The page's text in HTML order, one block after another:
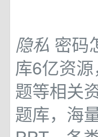
隐私 密码
库6亿资
题等相关
题库，海